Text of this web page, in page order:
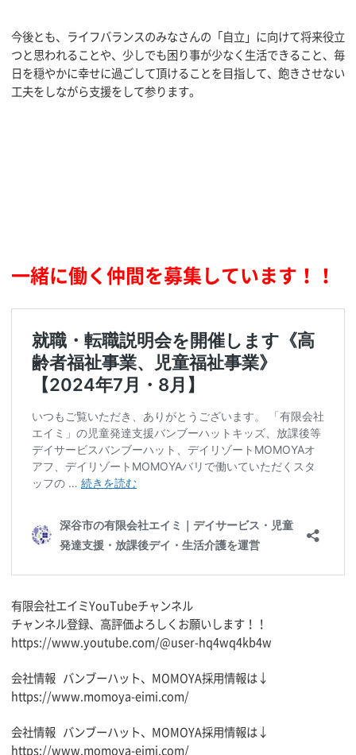
今後とも、ライフバランスのみなさんの「自立」に向けて将来役立
つと思われることや、少しでも困り事が少なく生活できること、毎
日を穏やかに幸せに過ごして頂けることを目指して、飽きさせない
工夫をしながら支援をして参ります。
一緒に働く仲間を募集しています！！
有限会社エイミYouTubeチャンネル
チャンネル登録、高評価よろしくお願いします！！
https://www.youtube.com/@user-hq4wq4kb4w
会社情報 バンブーハット、MOMOYA採用情報は↓
https://www.momoya-eimi.com/
会社情報 バンブーハット、MOMOYA採用情報は↓
https://www.momoya-eimi.com/